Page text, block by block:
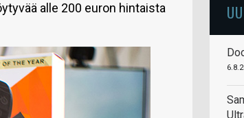
alle 200 euron hintaista